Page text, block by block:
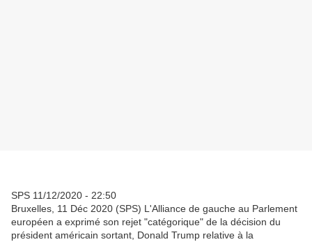
SPS 11/12/2020 - 22:50
Bruxelles, 11 Déc 2020 (SPS) L'Alliance de gauche au Parlement
européen a exprimé son rejet "catégorique" de la décision du
président américain sortant, Donald Trump relative à la